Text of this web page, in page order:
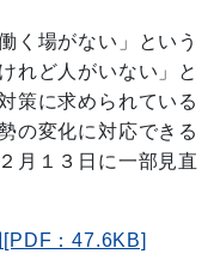
く場がない」という
れど人がいない」と
策に求められている
の変化に対応できる
月１３日に一部見直
：47.6KB]